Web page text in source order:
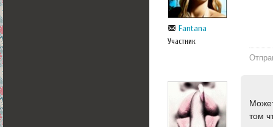
Fantana
Участник
том